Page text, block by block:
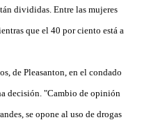
divididas. Entre las mujeres
que el 40 por ciento está a
de Pleasanton, en el condado
decisión. "Cambio de opinión
se opone al uso de drogas